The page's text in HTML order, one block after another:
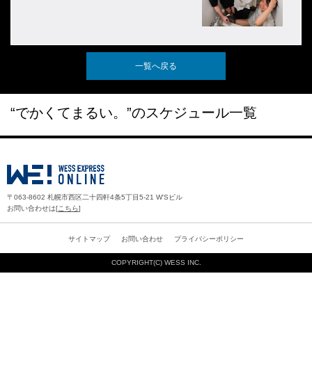
一覧へ戻る
“でかくてまるい。”のスケジュール一覧
〒063-8602 札幌市西区二十四軒4条5丁目5-21 W'Sビル
お問い合わせは[こちら]
サイトマップ お問い合わせ プライバシーポリシー
COPYRIGHT(C) WESS INC.